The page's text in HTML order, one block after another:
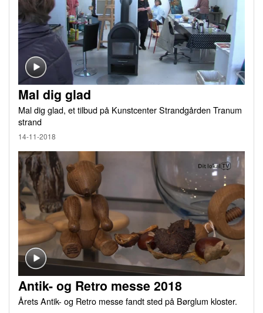
Mal dig glad
Mal dig glad, et tilbud på Kunstcenter Strandgården Tranum
strand
14-11-2018
Antik- og Retro messe 2018
Årets Antik- og Retro messe fandt sted på Børglum kloster.